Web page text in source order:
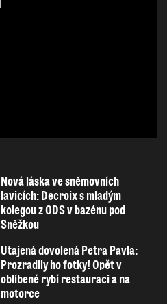
Nová láska ve sněmovních
lavicích: Decroix s mladým
kolegou z ODS v bazénu pod
Sněžkou
Utajená dovolená Petra Pavla:
Prozradily ho fotky! Opět v
oblíbené rybí restauraci a na
motorce